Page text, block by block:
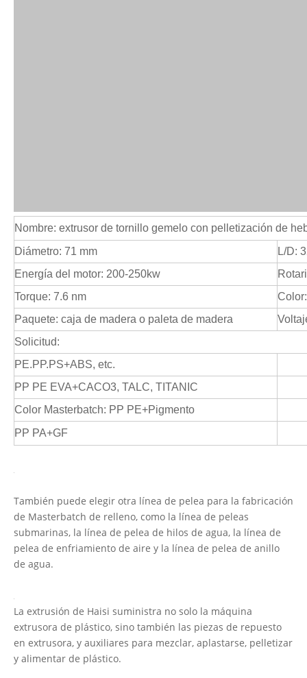
Nombre: extrusor de tornillo gemelo con pelletización de
Diámetro: 71 mm
L/D:
Energía del motor: 200-250kw
Torque: 7.6 nm
Paquete: caja de madera o paleta de madera
Solicitud:
PE.PP.PS+ABS, etc.
PP PE EVA+CACO3, TALC, TITANIC
Color Masterbatch: PP PE+Pigmento
PP PA+GF
También puede elegir otra línea de pelea para la fabricación
de Masterbatch de relleno, como la línea de peleas
submarinas, la línea de pelea de hilos de agua, la línea de
pelea de enfriamiento de aire y la línea de pelea de anillo
de agua.
La extrusión de Haisi suministra no solo la máquina
extrusora de plástico, sino también las piezas de repuesto
en extrusora, y auxiliares para mezclar, aplastarse, pelletizar
y alimentar de plástico.